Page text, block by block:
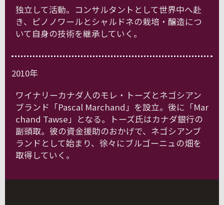
独立して活動。コンサルタントとして世界中へ赴
き、ピノノワールとシャルドネの栽培・醸造につ
いて自身の技術を継承していく。
2010年
ワイナリーカナダ人のモレ・トーズとネゴシアン
ブランド「Pascal Marchand」を設立。後に「Mar
chand Tawse」となる。トーズ氏はカナダ銀行の
副頭取。彼の資金援助のおかげで、ネゴシアンブ
ランドとして始まり、徐々にブルゴーニュの畑を
取得していく。